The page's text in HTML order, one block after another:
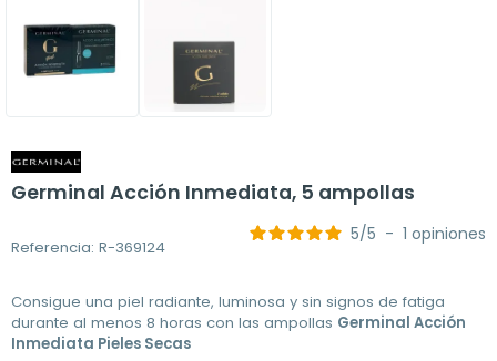
Germinal Acción Inmediata, 5 ampollas
Referencia: R-369124
5/5 - 1 opiniones
Consigue una piel radiante, luminosa y sin signos de fatiga
durante al menos 8 horas con las ampollas Germinal Acción
Inmediata Pieles Secas